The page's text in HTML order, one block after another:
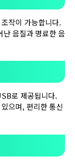
작이 가능합니다.
음질과 명료한 음
로 제공됩니다.
으며, 편리한 통신